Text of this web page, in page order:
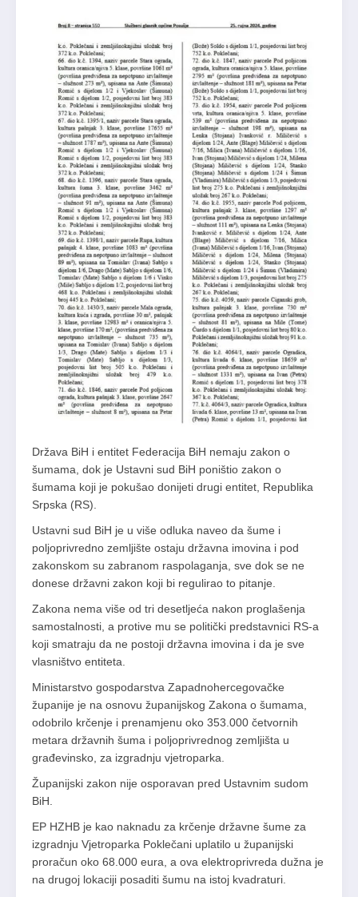
Država BiH i entitet Federacija BiH nemaju zakon o
šumama, dok je Ustavni sud BiH poništio zakon o
šumama koji je pokušao donijeti drugi entitet, Republika
Srpska (RS).
Ustavni sud BiH je u više odluka naveo da šume i
poljoprivredno zemljište ostaju državna imovina i pod
zakonskom su zabranom raspolaganja, sve dok se ne
donese državni zakon koji bi regulirao to pitanje.
Zakona nema više od tri desetljeća nakon proglašenja
samostalnosti, a protive mu se politički predstavnici RS-a
koji smatraju da ne postoji državna imovina i da je sve
vlasništvo entiteta.
Ministarstvo gospodarstva Zapadnohercegovačke
županije je na osnovu županijskog Zakona o šumama,
odobrilo krčenje i prenamjenu oko 353.000 četvornih
metara državnih šuma i poljoprivrednog zemljišta u
građevinsko, za izgradnju vjetroparka.
Županijski zakon nije osporavan pred Ustavnim sudom
BiH.
EP HZHB je kao naknadu za krčenje državne šume za
izgradnju Vjetroparka Poklečani uplatilo u županijski
proračun oko 68.000 eura, a ova elektroprivreda dužna je
na drugoj lokaciji posaditi šumu na istoj kvadraturi.